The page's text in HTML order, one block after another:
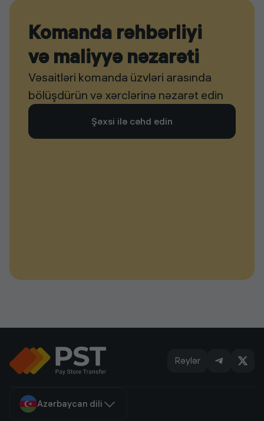
Komanda rəhbərliyi
və maliyyə nəzarəti
Vəsaitləri komanda üzvləri arasında
bölüşdürün və xərclərinə nəzarət edin
Şəxsi ilə cəhd edin
Rəylər
Azərbaycan dili